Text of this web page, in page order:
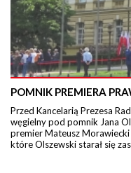
POMNIK PREMIERA
Przed Kancelarią Prezesa
węgielny pod pomnik Jana
premier Mateusz
które Olszewski starał się